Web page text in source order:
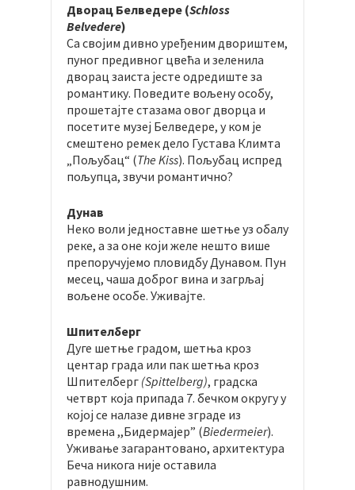
Дворац Белведере (Schloss
Belvedere)
Са својим дивно уређеним двориштем,
пуног предивног цвећа и зеленила
дворац заиста јесте одредиште за
романтику. Поведите вољену особу,
прошетајте стазама овог дворца и
посетите музеј Белведере, у ком је
смештено ремек дело Густава Климта
„Пољубац“ (The Kiss). Пољубац испред
пољупца, звучи романтично?
Дунав
Неко воли једноставне шетње уз обалу
реке, а за оне који желе нешто више
препоручујемо пловидбу Дунавом. Пун
месец, чаша доброг вина и загрљај
вољене особе. Уживајте.
Шпителберг
Дуге шетње градом, шетња кроз
центар града или пак шетња кроз
Шпителберг (Spittelberg), градска
четврт која припада 7. бечком округу у
којој се налазе дивне зграде из
времена ,,Бидермајер” (Biedermeier).
Уживање загарантовано, архитектура
Беча никога није оставила
равнодушним.